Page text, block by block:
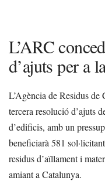
L’ARC
d’ajuts per a
L’Agència de Residus
tercera resolució d’ajuts
d’edificis, amb un
beneficiarà 581
residus d’aïllament i
amiant a Catalunya.